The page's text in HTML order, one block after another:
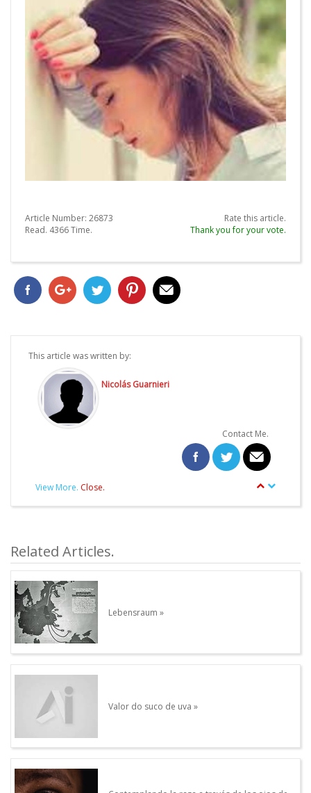
Article Number: 26873
Read. 4366Time.
Rate this article.
Thank you for your vote.
This article was written by:
Nicolás Guarnieri
Contact Me.
View More. Close.
Other articles written by this Author.
Related Articles.
Lebensraum
Valor do suco de uva